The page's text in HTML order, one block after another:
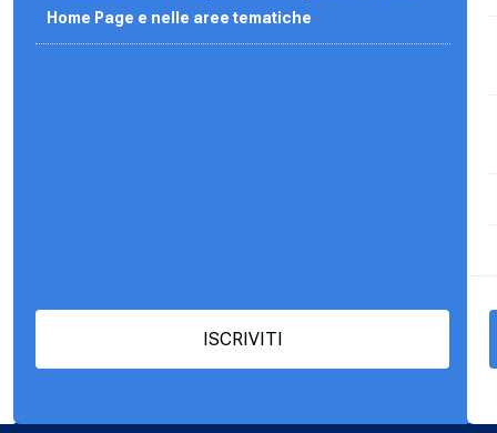
Home Page e nelle aree tematiche
ISCRIVITI